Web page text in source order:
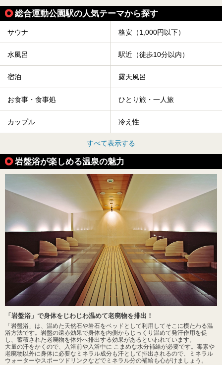
総合運動公園駅の人気テーマから探す
サウナ 格安（1,000円以下）
水風呂 駅近（徒歩10分以内）
宿泊 露天風呂
お食事・食事処 ひとり旅・一人旅
カップル 冷え性
すべて表示する
岩盤浴が楽しめる温泉の魅力
「岩盤浴」で身体をじわじわ温めて老廃物を排出！
「岩盤浴」は、温めた天然石や岩石をベッドとして利用してそこに横たわる温
浴方法です。岩盤の遠赤効果で身体を内側からじっくり温めて発汗作用を促
し、蓄積された老廃物を体外へ排出する効果があるといわれています。
大量の汗をかくので、入浴前や入浴中に こまめな水分補給が必要です。毒素や
老廃物以外に身体に必要なミネラル成分も汗として排出されるので、ミネラル
ウォーターやスポーツドリンクなどでミネラル分の補給も心がけましょう。